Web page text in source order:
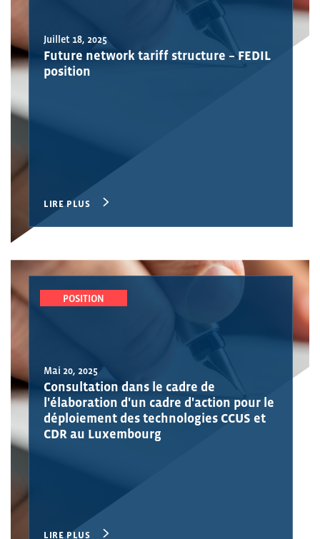
Juillet 18, 2025
Future network tariff structure – FEDIL
position
LIRE PLUS
POSITION
Mai 20, 2025
Consultation dans le cadre de
l'élaboration d'un cadre d'action pour le
déploiement des technologies CCUS et
CDR au Luxembourg
LIRE PLUS